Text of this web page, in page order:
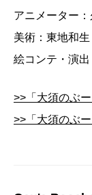
アニメーター
美術：東地和生
絵コンテ・演
>>「大須のぶ
>>「大須のぶ